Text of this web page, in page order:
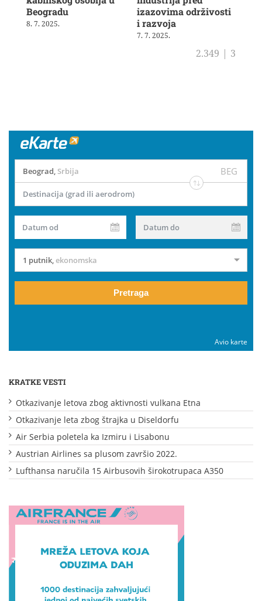
Beogradu
8. 7. 2025.
izazovima održivosti
i razvoja
7. 7. 2025.
2.349 | 3
Beograd, Srbija BEG
Destinacija (grad ili aerodrom)
Datum od Datum do
1 putnik,ekonomska
Pretraga
Avio karte
KRATKE VESTI
Otkazivanje letova zbog aktivnosti vulkana Etna
Otkazivanje leta zbog štrajka u Diseldorfu
Air Serbia poletela ka Izmiru i Lisabonu
Austrian Airlines sa plusom završio 2022.
Lufthansa naručila 15 Airbusovih širokotrupaca A350